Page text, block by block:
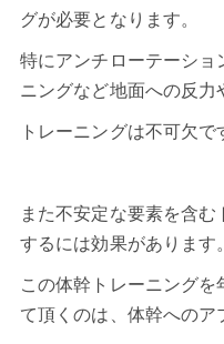
グが必要となります。
特にアンチローテーショ
ニングなど地面への反力
トレーニングは不可欠で
また不安定な要素を含
するには効果があります
この体幹トレーニング
て頂くのは、体幹へのア